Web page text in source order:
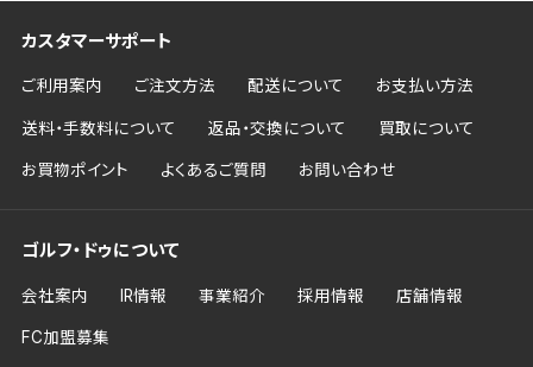
カスタマーサポート
ご利用案内 ご注文方法 配送について お支払い方法
送料・手数料について 返品・交換について 買取について
お買物ポイント よくあるご質問 お問い合わせ
ゴルフ・ドゥについて
会社案内 IR情報 事業紹介 採用情報 店舗情報
FC加盟募集